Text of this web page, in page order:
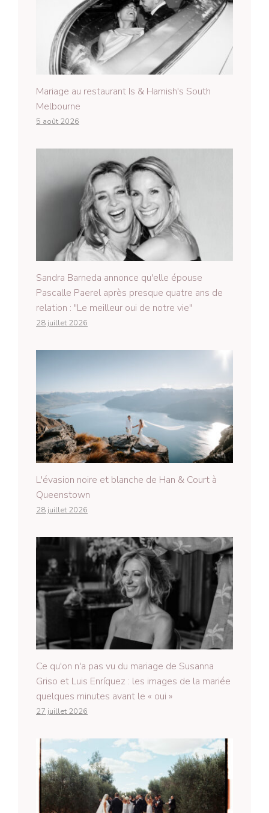
Mariage au restaurant Is & Hamish's South
Melbourne
5 août 2026
Sandra Barneda annonce qu'elle épouse
Pascalle Paerel après presque quatre ans de
relation : "Le meilleur oui de notre vie"
28 juillet 2026
L'évasion noire et blanche de Han & Court à
Queenstown
28 juillet 2026
Ce qu'on n'a pas vu du mariage de Susanna
Griso et Luis Enríquez : les images de la mariée
quelques minutes avant le « oui »
27 juillet 2026